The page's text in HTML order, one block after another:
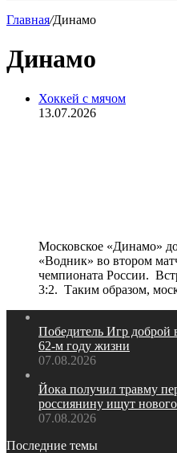
Главная/Динамо
Динамо
Хоккей с мячом
13.07.2026
Московское «Динамо»
«Водник» во втором
чемпионата России.
3:2. Таким образом,
Победитель Игр доброй
62‑м году жизни
07.08.2026
Йока получил травму
россиянину ищут
07.08.2026
Последние темы